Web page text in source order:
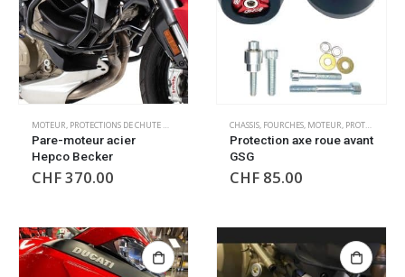
MOTEUR, PROTECTIONS DE CHUTE MOTEUR
Pare-moteur acier
Hepco Becker
CHF370.00
CHASSIS, FOURCHES, MOTEUR, PROTECTIONS DE CHUTE MOTEUR
Protection axe roue avant
GSG
CHF 85.00